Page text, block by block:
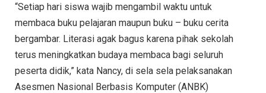
“Setiap hari siswa wajib mengambil waktu untuk
membaca buku pelajaran maupun buku – buku cerita
bergambar. Literasi agak bagus karena pihak sekolah
terus meningkatkan budaya membaca bagi seluruh
peserta didik,” kata Nancy, di sela sela pelaksanakan
Asesmen Nasional Berbasis Komputer (ANBK)